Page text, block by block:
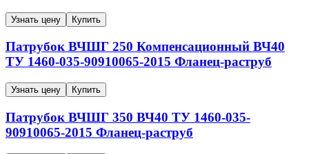
Узнать цену Купить
Патрубок ВЧШГ 250 Компенсационный ВЧ40
ТУ 1460-035-90910065-2015 Фланец-раструб
Узнать цену Купить
Патрубок ВЧШГ 350 ВЧ40 ТУ 1460-035-
90910065-2015 Фланец-раструб